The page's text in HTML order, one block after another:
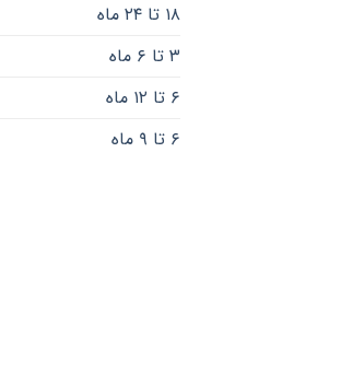
۱۸ تا ۲۴ ماه
۳ تا ۶ ماه
۶ تا ۱۲ ماه
۶ تا ۹ ماه